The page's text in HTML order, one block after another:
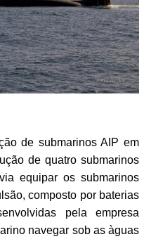
de submarinos AIP em
de quatro submarinos
equipar os submarinos
composto por baterias
pela empresa
navegar sob as àguas